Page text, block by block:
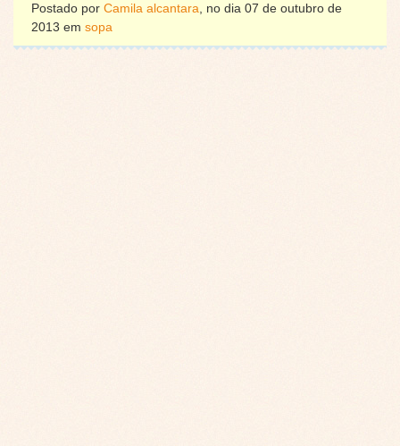
Postado por Camila alcantara, no dia 07 de outubro de
2013 em sopa